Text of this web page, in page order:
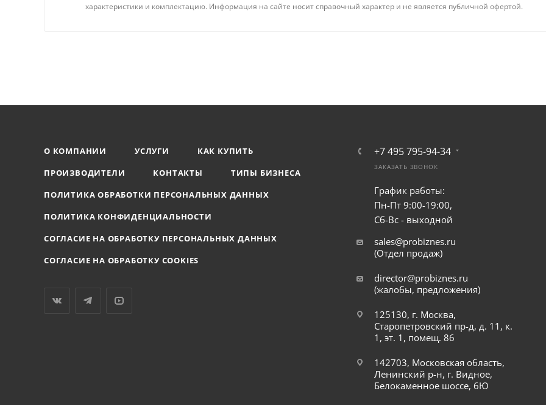
характеристики и комплектацию. Информация на сайте носит справочный характер и не является публичной офертой.
О КОМПАНИИ УСЛУГИ
КАК КУПИТЬ
ПРОИЗВОДИТЕЛИ
КОНТАКТЫ
ТИПЫ БИЗНЕСА
ПОЛИТИКА ОБРАБОТКИ ПЕРСОНАЛЬНЫХ ДАННЫХ
ПОЛИТИКА КОНФИДЕНЦИАЛЬНОСТИ
СОГЛАСИЕ НА ОБРАБОТКУ ПЕРСОНАЛЬНЫХ ДАННЫХ
СОГЛАСИЕ НА ОБРАБОТКУ COOKIES
+7 495 795-94-34
ЗАКАЗАТЬ ЗВОНОК
График работы:
Пн-Пт 9:00-19:00,
Сб-Вс - выходной
sales@probiznes.ru
(Отдел продаж)
director@probiznes.ru
(жалобы, предложения)
125130, г. Москва,
Старопетровский пр-д, д. 11, к.
1, эт. 1, помещ. 86
142703, Московская область,
Ленинский р-н, г. Видное,
Белокаменное шоссе, 6Ю